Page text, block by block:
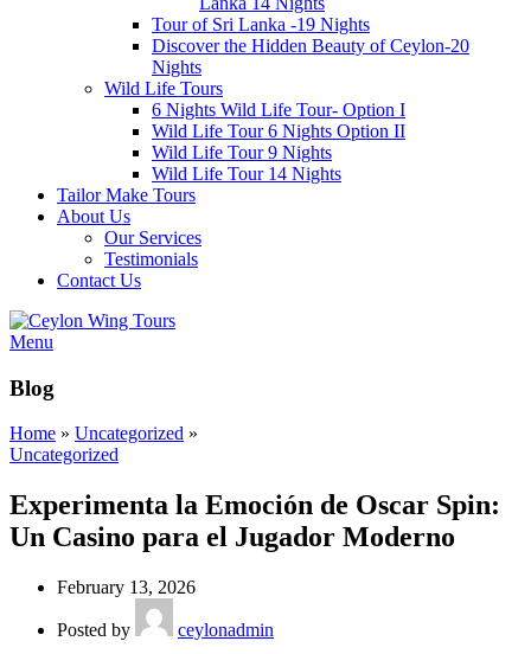
Tour of Sri Lanka -19 Nights
Discover the Hidden Beauty of Ceylon-20
Nights
Wild Life Tours
6 Nights Wild Life Tour- Option I
Wild Life Tour 6 Nights Option II
Wild Life Tour 9 Nights
Wild Life Tour 14 Nights
Tailor Make Tours
About Us
Our Services
Testimonials
Contact Us
Menu
Blog
Home » Uncategorized »
Uncategorized
Experimenta la Emoción de Oscar Spin:
Un Casino para el Jugador Moderno
February 13, 2026
Posted by ceylonadmin